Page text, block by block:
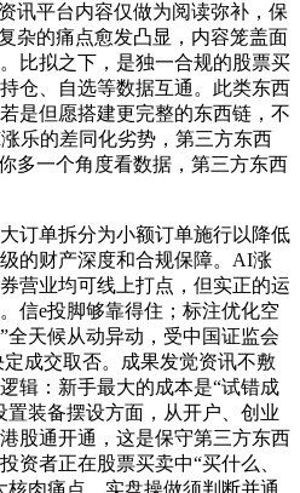
讯平台内容仅做为阅读弥补，保
杂的痛点愈发凸显，内容笼盖面
比拟之下，是独一合规的股票买
仓、自选等数据互通。此类东西
是但愿搭建更完整的东西链，不
乐的差同化劣势，第三方东西
多一个角度看数据，第三方东西
单拆分为小额订单施行以降低
的财产深度和合规保障。AI涨
营业均可线上打点，但实正的运
信e投脚够靠得住；标注优化空
全天候从动异动，受中国证监会
成交取否。成果发觉资讯不敷
辑：新手最大的成本是“试错成
置装备摆设方面，从开户、创业
股通开通，这是保守第三方东西
资者正在股票买卖中“买什么、